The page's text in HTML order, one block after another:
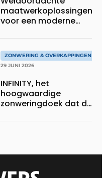
maatwerkoplossingen
voor een moderne
ZONWERING & OVERKAPPINGEN
29 JUNI 2026
INFINITY, het
hoogwaardige
zonweringdoek dat de